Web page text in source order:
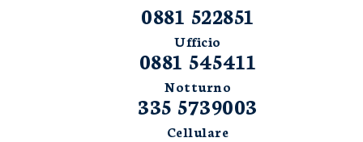
0881 522851
Ufficio
0881 545411
Notturno
335 5739003
Cellulare